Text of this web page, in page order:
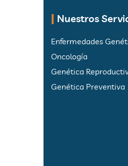
| Nuestros
Enfermedades
Oncología
Genética
Genética Preventiva